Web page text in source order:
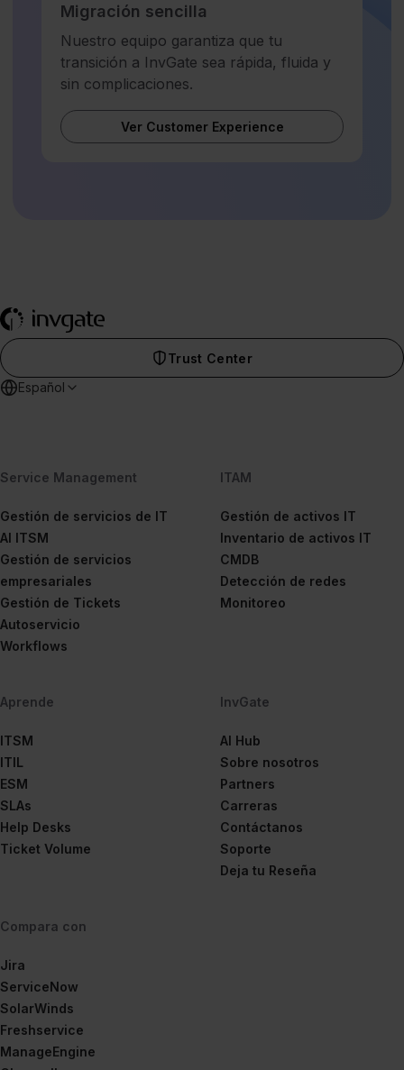
Migración sencilla
Nuestro equipo garantiza que tu
transición a InvGate sea rápida, fluida y
sin complicaciones.
Ver Customer Experience
Trust Center
Español
Service Management
Gestión de servicios de IT
AI ITSM
Gestión de servicios
empresariales
Gestión de Tickets
Autoservicio
Workflows
ITAM
Gestión de activos IT
Inventario de activos IT
CMDB
Detección de redes
Monitoreo
Aprende
ITSM
ITIL
ESM
SLAs
Help Desks
Ticket Volume
InvGate
AI Hub
Sobre nosotros
Partners
Carreras
Contáctanos
Soporte
Deja tu Reseña
Compara con
Jira
ServiceNow
SolarWinds
Freshservice
ManageEngine